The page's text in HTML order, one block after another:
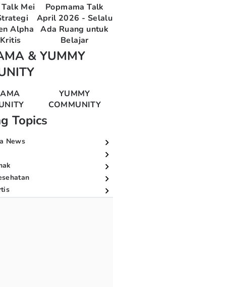
Mei
Alpha
Popmama Talk
April 2026 - Selalu
Ada Ruang untuk
Belajar
& YUMMY
YUMMY
COMMUNITY
Topics
News